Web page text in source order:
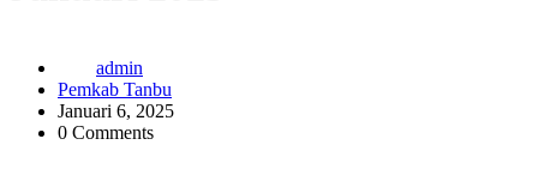
admin
Pemkab Tanbu
Januari 6, 2025
0 Comments